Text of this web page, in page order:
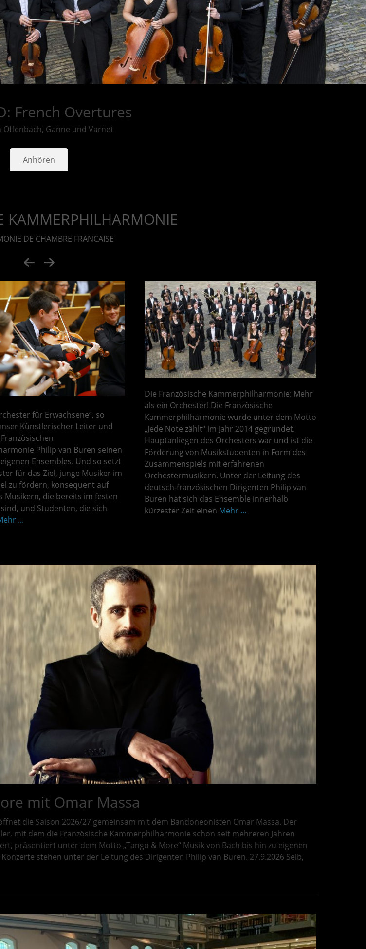
French Overtures
Offenbach, Ganne und Varnet
Anhören
KAMMERPHILHARMONIE
DE CHAMBRE FRANCAISE
für Erwachsene“, so
Künstlerischer Leiter und
Philip van Buren seinen
Ensembles. Und so setzt
für das Ziel, junge Musiker im
zu fördern, konsequent auf
Musikern, die bereits im festen
und Studenten, die sich
...
Die Französische Kammerphilharmonie: Mehr
als ein Orchester! Die Französische
Kammerphilharmonie wurde unter dem Motto
„Jede Note zählt“ im Jahr 2014 gegründet.
Hauptanliegen des Orchesters war und ist die
Förderung von Musikstudenten in Form des
Zusammenspiels mit erfahrenen
Orchestermusikern. Unter der Leitung des
deutsch-französischen Dirigenten Philip van
Buren hat sich das Ensemble innerhalb
kürzester Zeit einen Mehr ...
mit Omar Massa
die Saison 2026/27 gemeinsam mit dem Bandoneonisten Omar Massa. Der
mit dem die Französische Kammerphilharmonie schon seit mehreren Jahren
präsentiert unter dem Motto „Tango & More“ Musik von Bach bis hin zu eigenen
stehen unter der Leitung des Dirigenten Philip van Buren. 27.9.2026 Selb,